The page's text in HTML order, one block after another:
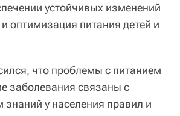
устойчивых изменений
оптимизация питания детей и
что проблемы с питанием
заболевания связаны с
знаний у населения правил и